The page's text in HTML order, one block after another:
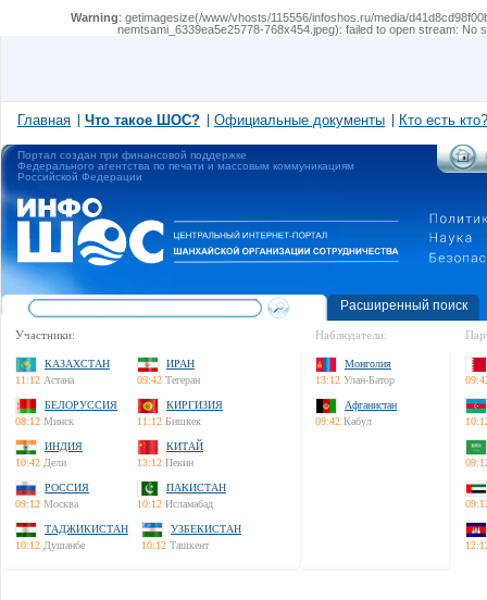
Warning: getimagesize(/www/vhosts/115556/infoshos.ru/media/
nemtsami_6339ea5e25778-768x454.jpeg): failed to open stream: No
Главная Что такое ШОС? Официальные документы Кто есть кто?
Портал создан при финансовой поддержке
Федерального агентства по печати и массовым коммуникациям
Российской Федерации
Расширенный поиск
Участники:
КАЗАХСТАН
11:12 Астана
ИРАН
09:42 Тегеран
БЕЛОРУССИЯ
08:12 Минск
КИРГИЗИЯ
11:12 Бишкек
ИНДИЯ
10:42 Дели
КИТАЙ
13:12 Пекин
РОССИЯ
09:12 Москва
ПАКИСТАН
10:12 Исламабад
ТАДЖИКИСТАН
10:12 Душанбе
УЗБЕКИСТАН
10:12 Ташкент
Наблюдатели:
Монголия
13:12 Улан-Батор
Афганистан
09:42 Кабул